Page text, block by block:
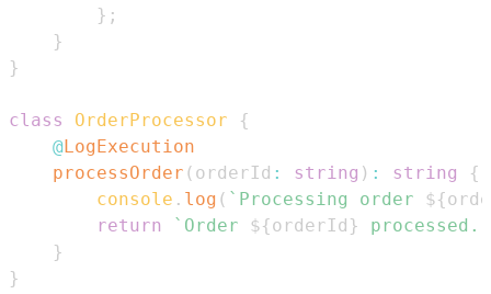
} ;
}
}
class OrderProcessor
{
@LogExecution
processOrder ( orderId : string ) : string
{
console . log ( ` Processing order ${
return
` Order ${orderId } processed.
}
}